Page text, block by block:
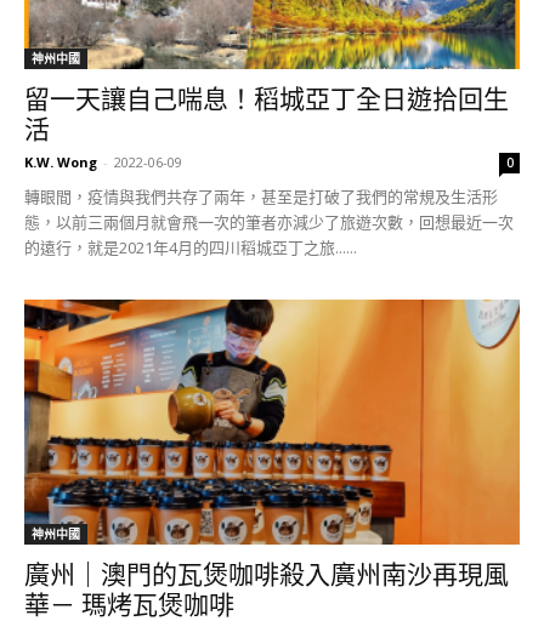
神州中國
留一天讓自己喘息！稻城亞丁全日遊拾回生
活
K.W. Wong - 2022-06-09 0
轉眼間，疫情與我們共存了兩年，甚至是打破了我們的常規及生活形
態，以前三兩個月就會飛一次的筆者亦減少了旅遊次數，回想最近一次
的遠行，就是2021年4月的四川稻城亞丁之旅......
神州中國
廣州｜澳門的瓦煲咖啡殺入廣州南沙再現風
華－ 瑪烤瓦煲咖啡